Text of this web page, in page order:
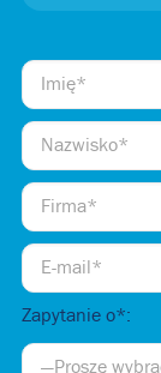
Zapytanie o*: